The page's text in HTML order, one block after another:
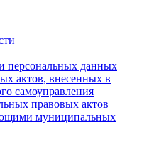
персональных данных
актов, внесенных в
самоуправления
правовых актов
муниципальных